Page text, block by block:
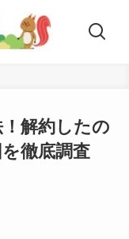
解約したの
徹底調査